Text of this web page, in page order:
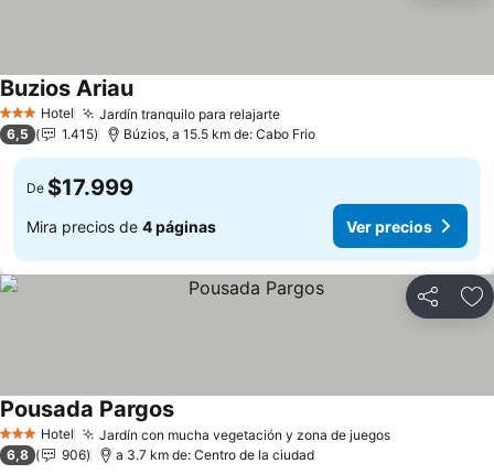
3 Estrellas
Hotel Jardín tranquilo para relajarteVer precios
Buzios AriauVer precios
6,5 1.415 Búzios, a 15.5 km de: Cabo Frio
De $17.999
Mira precios de 4 páginas Ver precios
Compartir
3 Estrellas
Hotel Jardín con mucha vegetación y zona de juegosVer precios
Pousada PargosVer precios
6,8 906 a 3.7 km de: Centro de la ciudad